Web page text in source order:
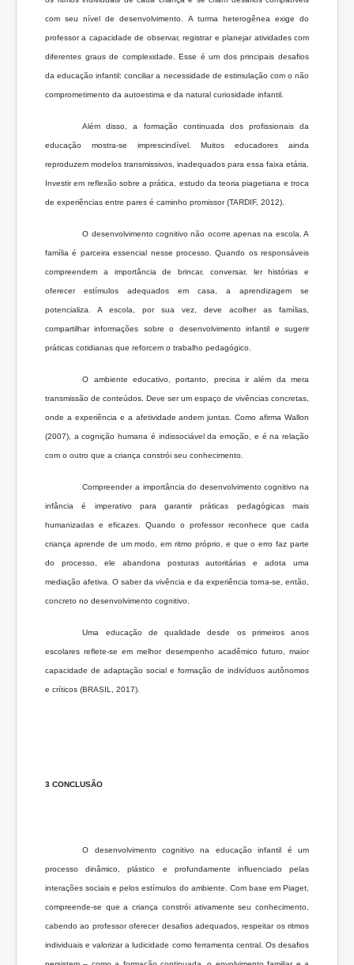
com seu nível de desenvolvimento. A turma heterogênea exige do
professor a capacidade de observar, registrar e planejar atividades com
diferentes graus de complexidade. Esse é um dos principais desafios
da educação infantil: conciliar a necessidade de estimulação com o não
comprometimento da autoestima e da natural curiosidade infantil.
Além disso, a formação continuada dos profissionais da
educação mostra-se imprescindível. Muitos educadores ainda
reproduzem modelos transmissivos, inadequados para essa faixa etária.
Investir em reflexão sobre a prática, estudo da teoria piagetiana e troca
de experiências entre pares é caminho promissor (TARDIF, 2012).
O desenvolvimento cognitivo não ocorre apenas na escola. A
família é parceira essencial nesse processo. Quando os responsáveis
compreendem a importância de brincar, conversar, ler histórias e
oferecer estímulos adequados em casa, a aprendizagem se
potencializa. A escola, por sua vez, deve acolher as famílias,
compartilhar informações sobre o desenvolvimento infantil e sugerir
práticas cotidianas que reforcem o trabalho pedagógico.
O ambiente educativo, portanto, precisa ir além da mera
transmissão de conteúdos. Deve ser um espaço de vivências concretas,
onde a experiência e a afetividade andem juntas. Como afirma Wallon
(2007), a cognição humana é indissociável da emoção, e é na relação
com o outro que a criança constrói seu conhecimento.
Compreender a importância do desenvolvimento cognitivo na
infância é imperativo para garantir práticas pedagógicas mais
humanizadas e eficazes. Quando o professor reconhece que cada
criança aprende de um modo, em ritmo próprio, e que o erro faz parte
do processo, ele abandona posturas autoritárias e adota uma
mediação afetiva. O saber da vivência e da experiência torna-se, então,
concreto no desenvolvimento cognitivo.
Uma educação de qualidade desde os primeiros anos
escolares reflete-se em melhor desempenho acadêmico futuro, maior
capacidade de adaptação social e formação de indivíduos autônomos
e críticos (BRASIL, 2017).
3 CONCLUSÃO
O desenvolvimento cognitivo na educação infantil é um
processo dinâmico, plástico e profundamente influenciado pelas
interações sociais e pelos estímulos do ambiente. Com base em Piaget,
compreende-se que a criança constrói ativamente seu conhecimento,
cabendo ao professor oferecer desafios adequados, respeitar os ritmos
individuais e valorizar a ludicidade como ferramenta central. Os desafios